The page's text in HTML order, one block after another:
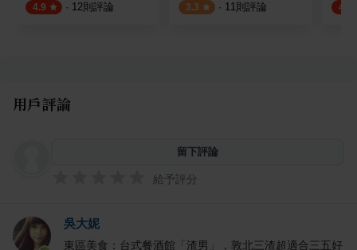
4.9 · 12則評論 3.3 · 11則評論 4.7
用戶評論
留下評論
給予評分
吳大妮
東區美食：台式餐酒館「渣男」，敦北三渣超適合三五好